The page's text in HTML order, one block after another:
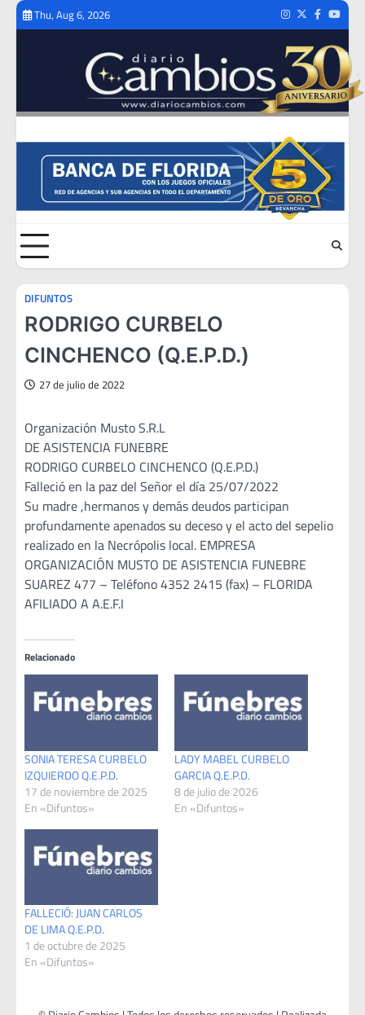
Skip
Thu, Aug 6, 2026 Instagram
TwitterFacebook
DIFUNTOS
RODRIGO CURBELO
CINCHENCO (Q.E.P.D.)
27 de julio de 2022
Organización Musto S.R.L
DE ASISTENCIA FUNEBRE
RODRIGO CURBELO CINCHENCO (Q.E.P.D.)
Falleció en la paz del Señor el día 25/07/2022
Su madre ,hermanos y demás deudos participan
profundamente apenados su deceso y el acto del sepelio
realizado en la Necrópolis local. EMPRESA
ORGANIZACIÓN MUSTO DE ASISTENCIA FUNEBRE
SUAREZ 477 – Teléfono 4352 2415 (fax) – FLORIDA
AFILIADO A A.E.F.I
Relacionado
SONIA TERESA CURBELO
IZQUIERDO Q.E.P.D.
17 de noviembre de 2025
En «Difuntos»
LADY MABEL CURBELO
GARCIA Q.E.P.D.
8 de julio de 2026
En «Difuntos»
FALLECIÓ: JUAN CARLOS
DE LIMA Q.E.P.D.
1 de octubre de 2025
En «Difuntos»